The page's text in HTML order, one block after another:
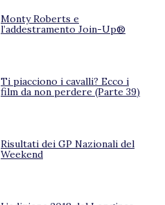
Monty Roberts e
l’addestramento Join-Up®
Ti piacciono i cavalli? Ecco i
film da non perdere (Parte 39)
Risultati dei GP Nazionali del
Weekend